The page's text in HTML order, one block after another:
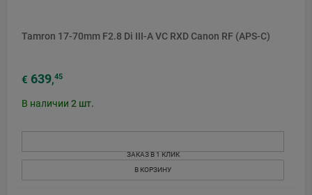
Tamron 17-70mm F2.8 Di III-A VC RXD Canon RF (APS-C)
€ 639,45
В наличии 2 шт.
ЗАКАЗ В 1 КЛИК
В КОРЗИНУ